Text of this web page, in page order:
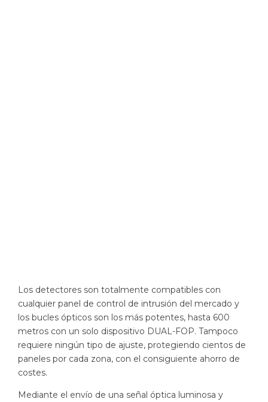
Los detectores son totalmente compatibles con
cualquier panel de control de intrusión del mercado y
los bucles ópticos son los más potentes, hasta 600
metros con un solo dispositivo DUAL-FOP. Tampoco
requiere ningún tipo de ajuste, protegiendo cientos de
paneles por cada zona, con el consiguiente ahorro de
costes.
Mediante el envío de una señal óptica luminosa y